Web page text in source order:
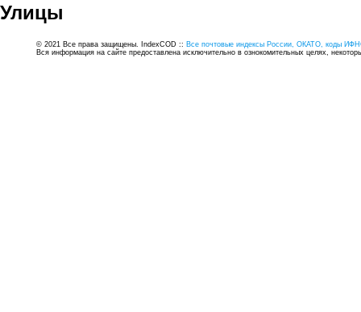
Улицы
© 2021 Все права защищены. IndexCOD :: Все почтовые индексы России, ОКАТО, коды
Вся информация на сайте предоставлена исключительно в ознокомительных целях,